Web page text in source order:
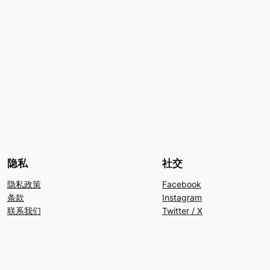
隐私
隐私政策
条款
联系我们
社交
Facebook
Instagram
Twitter / X